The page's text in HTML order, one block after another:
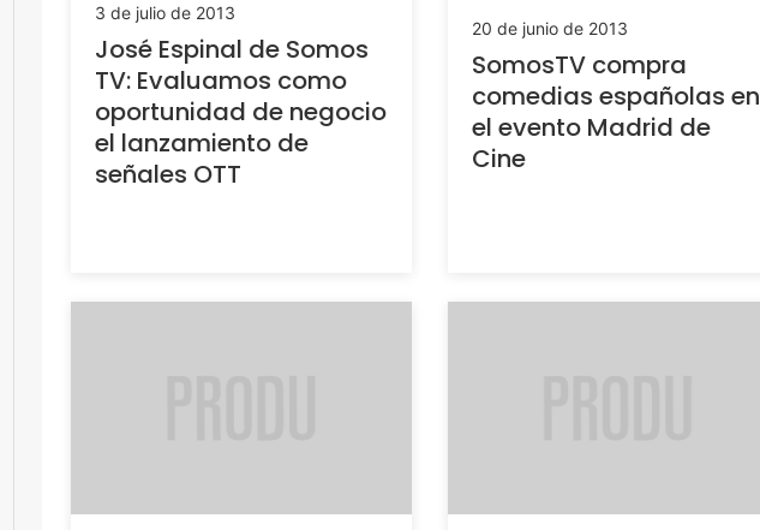
3 de julio de 2013
José Espinal de Somos
TV: Evaluamos como
oportunidad de negocio
el lanzamiento de
señales OTT
20 de junio de 2013
SomosTV compra
comedias españolas en
el evento Madrid de
Cine